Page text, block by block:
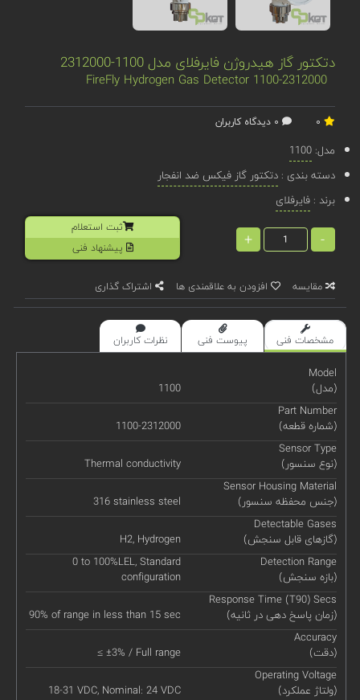
دتکتور گاز هیدروژن فایرفلای مدل 1100-2312000
FireFly Hydrogen Gas Detector 1100-2312000
مدل:1100
دسته بندی :دتکتور گاز فیکس ضد انفجار
برند :فایرفلای
-
+
ثبت استعلام
پیشنهاد فنی
مقایسه افزودن به علاقمندی ها اشتراک گذاری
مشخصات فنی پیوست فنی نظرات کاربران
Model
(مدل)
1100
Part Number
(شماره قطعه)
1100-2312000
Sensor Type
(نوع سنسور)
Thermal conductivity
Sensor Housing Material
(جنس محفظه سنسور)
316 stainless steel
Detectable Gases
(گازهای قابل سنجش)
H2, Hydrogen
Detection Range
(بازه سنجش)
0 to 100%LEL, Standard
configuration
Response Time (T90) Secs
(زمان پاسخ دهی در ثانیه)
90% of range in less than 15 sec
Accuracy
(دقت)
≤ ±3% / Full range
Operating Voltage
(ولتاژ عملکرد)
18-31 VDC, Nominal: 24 VDC